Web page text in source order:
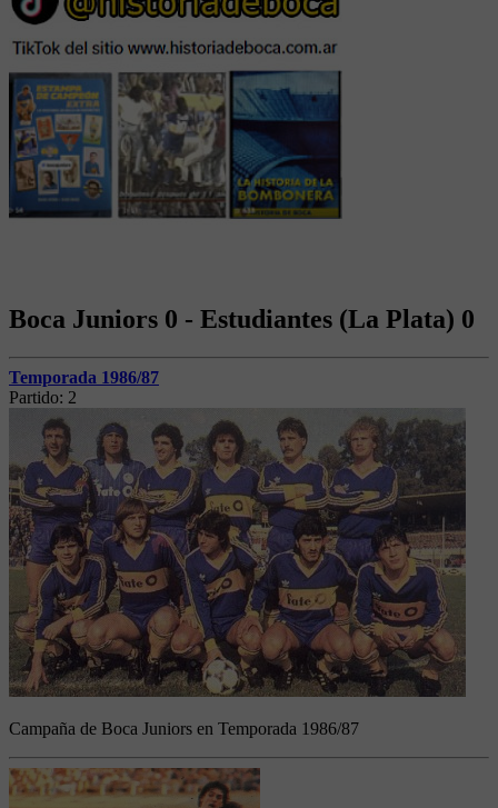
Boca Juniors 0 - Estudiantes (La Plata) 0
Temporada 1986/87
Partido: 2
Campaña de Boca Juniors en Temporada 1986/87